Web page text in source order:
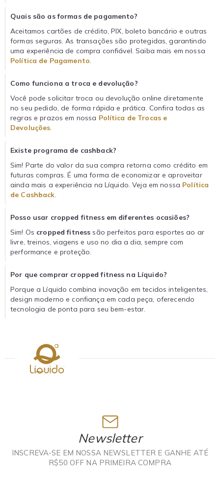
Quais são as formas de pagamento?
Aceitamos cartões de crédito, PIX, boleto bancário e outras
formas seguras. As transações são protegidas, garantindo
uma experiência de compra confiável. Saiba mais em nossa
Política de Pagamento.
Como funciona a troca e devolução?
Você pode solicitar troca ou devolução online diretamente
no seu pedido, de forma rápida e prática. Confira todas as
regras e prazos em nossa Política de Trocas e
Devoluções.
Existe programa de cashback?
Sim! Parte do valor da sua compra retorna como crédito em
futuras compras. É uma forma de economizar e aproveitar
ainda mais a experiência na Líquido. Veja em nossa Política
de Cashback.
Posso usar cropped fitness em diferentes ocasiões?
Sim! Os cropped fitness são perfeitos para esportes ao ar
livre, treinos, viagens e uso no dia a dia, sempre com
performance e proteção.
Por que comprar cropped fitness na Líquido?
Porque a Líquido combina inovação em tecidos inteligentes,
design moderno e confiança em cada peça, oferecendo
tecnologia de ponta para seu bem-estar.
Newsletter
INSCREVA-SE EM NOSSA NEWSLETTER E GANHE ATÉ
R$50 OFF NA PRIMEIRA COMPRA